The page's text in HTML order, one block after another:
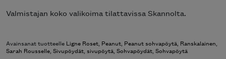
Valmistajan koko valikoima tilattavissa Skannolta.
Avainsanat tuotteelle Ligne Roset, Peanut, Peanut sohvapöytä, Ranskalainen,
Sarah Rousselle, Sivupöydät, sivupöytä, Sohvapöydät, Sohvapöytä